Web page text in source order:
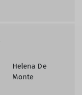
Helena De
Monte